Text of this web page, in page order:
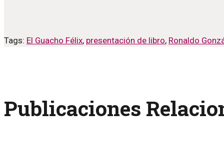
Tags: El Guacho Félix, presentación de libro, Ronaldo
Publicaciones